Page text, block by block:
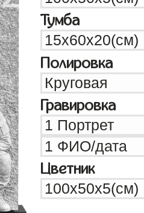
Тумба
Полировка
Гравировка
Цветник